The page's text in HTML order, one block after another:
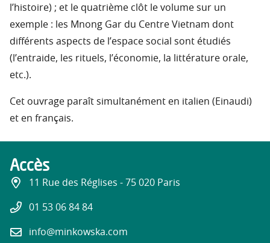
l’histoire) ; et le quatrième clôt le volume sur un
exemple : les Mnong Gar du Centre Vietnam dont
différents aspects de l’espace social sont étudiés
(l’entraide, les rituels, l’économie, la littérature orale,
etc.).
Cet ouvrage paraît simultanément en italien (Einaudi)
et en français.
Accès
11 Rue des Réglises - 75 020 Paris
01 53 06 84 84
info@minkowska.com